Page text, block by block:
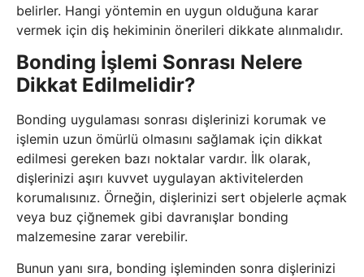
belirler. Hangi yöntemin en uygun olduğuna karar
vermek için diş hekiminin önerileri dikkate alınmalıdır.
Bonding İşlemi Sonrası Nelere
Dikkat Edilmelidir?
Bonding uygulaması sonrası dişlerinizi korumak ve
işlemin uzun ömürlü olmasını sağlamak için dikkat
edilmesi gereken bazı noktalar vardır. İlk olarak,
dişlerinizi aşırı kuvvet uygulayan aktivitelerden
korumalısınız. Örneğin, dişlerinizi sert objelerle açmak
veya buz çiğnemek gibi davranışlar bonding
malzemesine zarar verebilir.
Bunun yanı sıra, bonding işleminden sonra dişlerinizi